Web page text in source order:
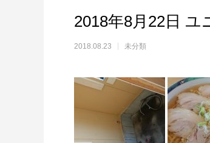
2018年8月22日 ユ
2018.08.23 未分類